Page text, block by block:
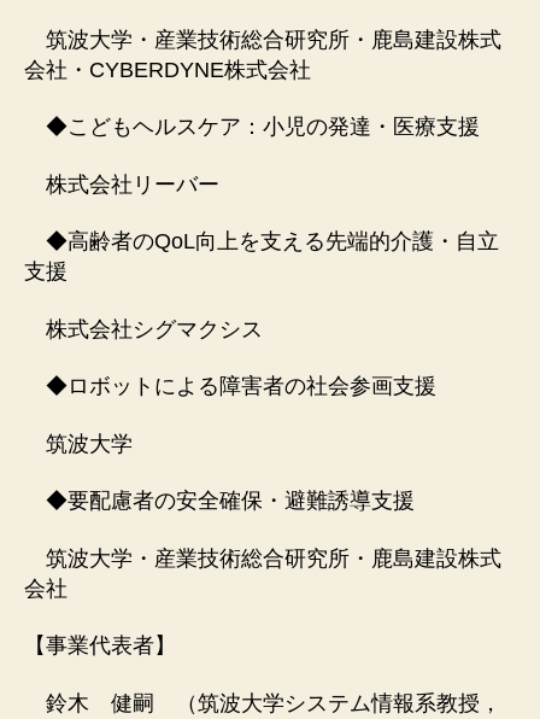
筑波大学・産業技術総合研究所・鹿島建設株式
会社・CYBERDYNE株式会社
◆こどもヘルスケア：小児の発達・医療支援
株式会社リーバー
◆高齢者のQoL向上を支える先端的介護・自立
支援
株式会社シグマクシス
◆ロボットによる障害者の社会参画支援
筑波大学
◆要配慮者の安全確保・避難誘導支援
筑波大学・産業技術総合研究所・鹿島建設株式
会社
【事業代表者】
鈴木 健嗣 （筑波大学システム情報系教授，